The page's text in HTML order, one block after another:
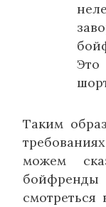
Это
Таким
можем
смотреться